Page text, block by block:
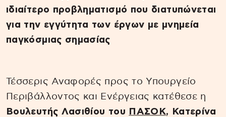
ιδιαίτερο προβληματισμό που διατυπώνεται
για την εγγύτητα των έργων με μνημεία
παγκόσμιας σημασίας
Τέσσερις Αναφορές προς το Υπουργείο
Περιβάλλοντος και Ενέργειας κατέθεσε η
Βουλευτής Λασιθίου του ΠΑΣΟΚ, Κατερίνα